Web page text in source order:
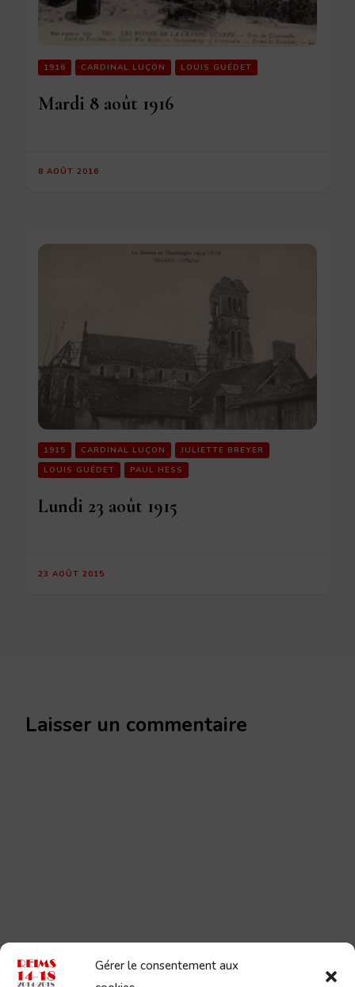
Gérer le consentement aux
1916 CARDINAL LUÇON LOUIS GUÉDET
Mardi 8 août 1916
8 AOÛT 2016
1915 CARDINAL LUÇON
JULIETTE BREYER
LOUIS GUÉDET
PAUL HESS
Lundi 23 août 1915
23 AOÛT 2015
Laisser un commentaire